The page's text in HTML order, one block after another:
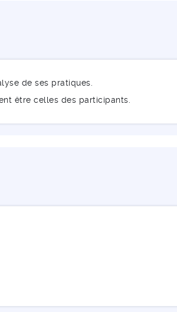
de ses pratiques.
être celles des participants.